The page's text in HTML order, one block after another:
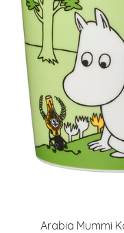
Arabia Mummi